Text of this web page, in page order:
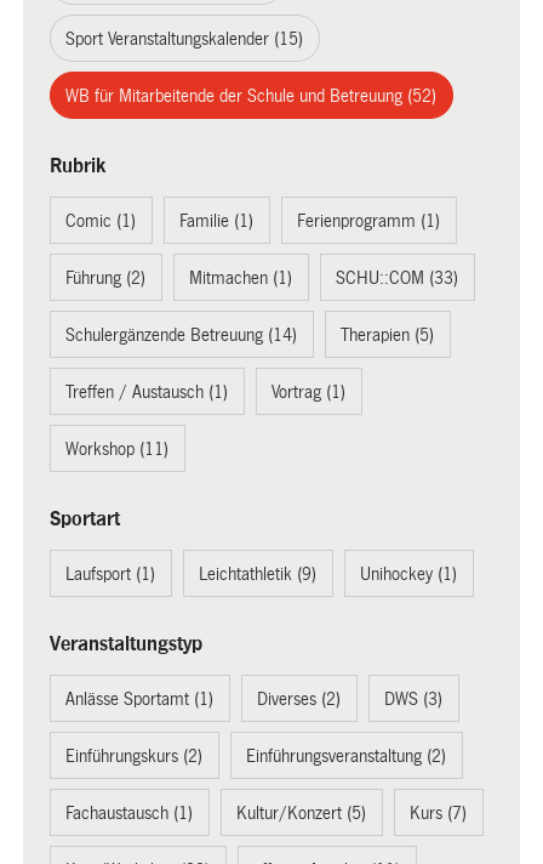
Sport Veranstaltungskalender (15)
WB für Mitarbeitende der Schule und Betreuung (52)
Rubrik
Comic (1) Familie (1) Ferienprogramm (1)
Führung (2) Mitmachen (1) SCHU::COM (33)
Schulergänzende Betreuung (14) Therapien (5)
Treffen / Austausch (1) Vortrag (1)
Workshop (11)
Sportart
Laufsport (1) Leichtathletik (9) Unihockey (1)
Veranstaltungstyp
Anlässe Sportamt (1) Diverses (2) DWS (3)
Einführungskurs (2) Einführungsveranstaltung (2)
Fachaustausch (1) Kultur/Konzert (5) Kurs (7)